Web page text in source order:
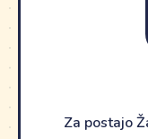
Za postajo